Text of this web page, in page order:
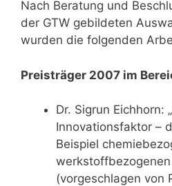
Nach Beratung und
der GTW gebildeten
wurden die folgenden
Preisträger 2007 im
Dr. Sigrun Eichhorn:
Innovationsfaktor –
Beispiel
werkstoffbezogenen
(vorgeschlagen von